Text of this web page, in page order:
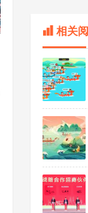
相关